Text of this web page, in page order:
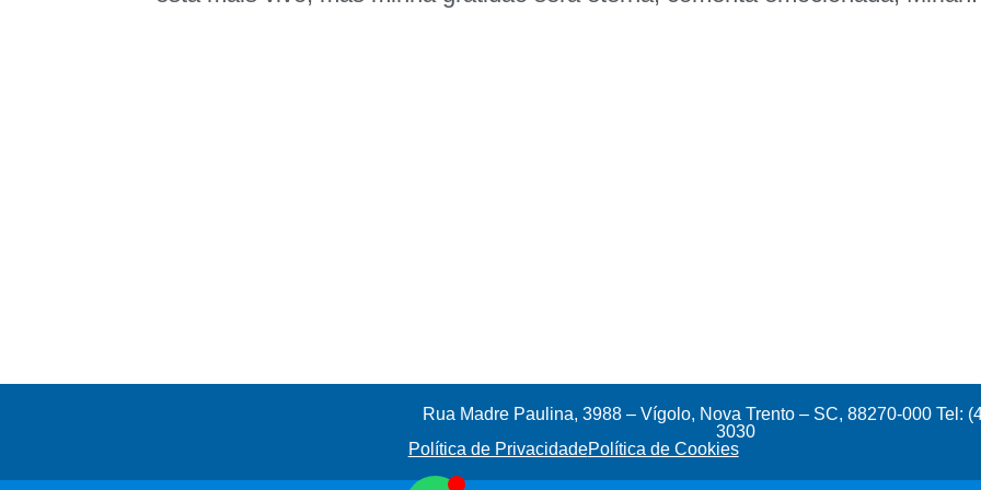
Rua Madre Paulina, 3988 – Vígolo, Nova Trento – SC, 88270-000 Tel:
3030
Política de PrivacidadePolítica de Cookies